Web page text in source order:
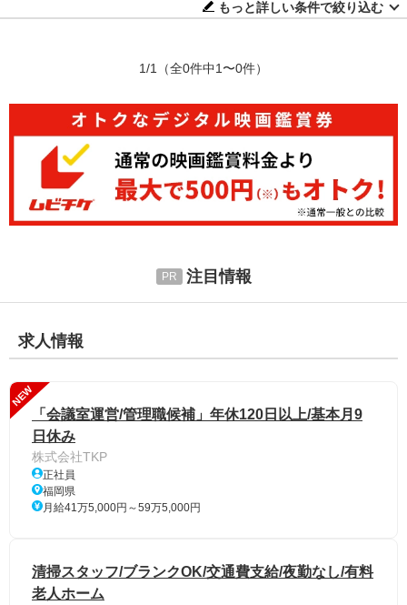
もっと詳しい条件で絞り込む
1/1 （全0件中1〜0件）
注目情報
求人情報
NEW
「会議室運営/管理職候補」年休120日以上/基本月9
日休み
株式会社TKP
正社員
福岡県
月給41万5,000円～59万5,000円
清掃スタッフ/ブランクOK/交通費支給/夜勤なし/有料
老人ホーム